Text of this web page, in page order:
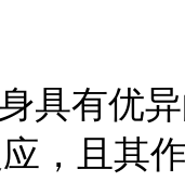
有优异
，且其